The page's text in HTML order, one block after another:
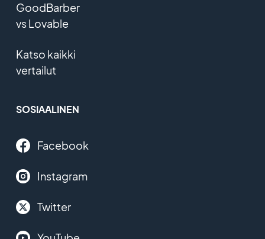
GoodBarber
vs Lovable
Katso kaikki
vertailut
SOSIAALINEN
Facebook
Instagram
Twitter